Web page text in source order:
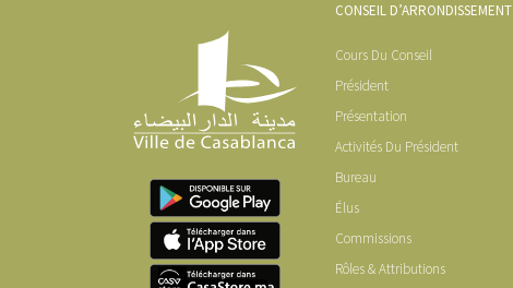
CONSEIL D’ARRONDISSEMENT
Cours Du Conseil
Président
Présentation
Activités Du Président
Bureau
Élus
Commissions
Rôles & Attributions